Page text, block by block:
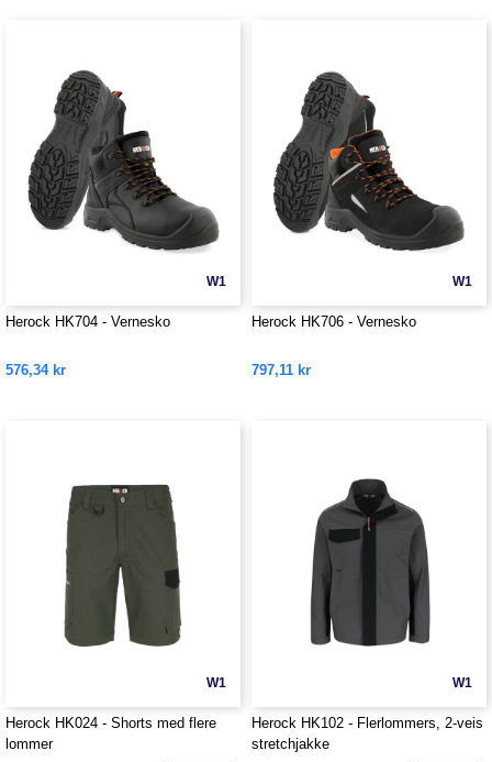
W1
Herock HK704 - Vernesko
576,34 kr
W1
Herock HK706 - Vernesko
797,11 kr
W1
Herock HK024 - Shorts med flere
lommer
W1
Herock HK102 - Flerlommers, 2-veis
stretchjakke